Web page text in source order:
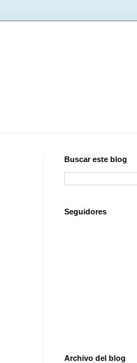
Buscar este blog
Seguidores
Archivo del blog